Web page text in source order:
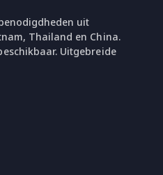
uit
Thailand en China.
Uitgebreide